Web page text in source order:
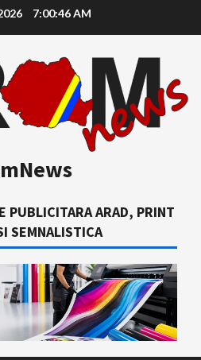
7:00:47 AM
PUBLICITARA ARAD, PRINT
SEMNALISTICA